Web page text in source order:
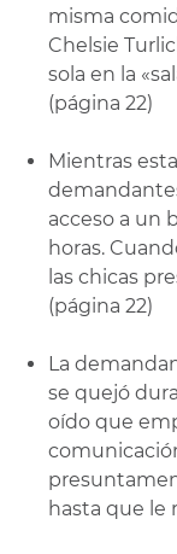
misma
Chelsie
sola en la
(página 22)
Mientras
acceso a un
horas.
las chicas
(página 22)
La
se quejó
oído que
hasta que le